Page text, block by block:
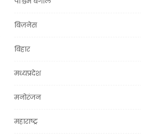
बिज़नेस
बिहार
मध्यप्रदेश
मनोरंजन
महाराष्ट्र